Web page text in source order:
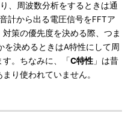
り、周波数分析をするときは通
計から出る電圧信号をFFTア
策の優先度を決める際、つま
を決めるときはA特性にして周
。ちなみに、「C特性 」は昔
り使われていません。